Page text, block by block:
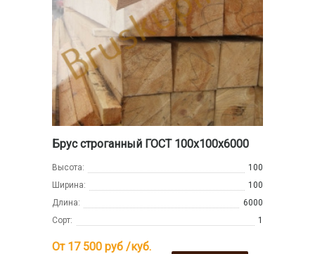
Брус строганный ГОСТ 100х100х6000
Высота:
100
Ширина:
100
Длина:
6000
Сорт:
1
От 17 500 руб /куб.